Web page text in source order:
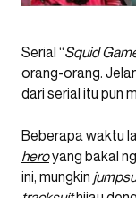
Serial “Squid
orang-orang.
dari serial itu pun
Beberapa waktu
heroyang bakal
ini, mungkin